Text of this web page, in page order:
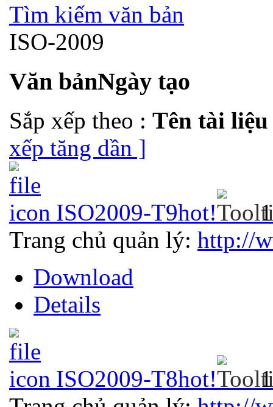
Tìm kiếm văn bản
ISO-2009
Văn bảnNgày tạo
Sắp xếp theo : Tên tài
xếp tăng dần ]
ISO2009-T9hot!
Trang chủ quản lý: http://
Download
Details
ISO2009-T8hot!